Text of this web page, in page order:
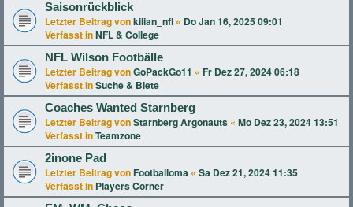
Saisonrückblick
Letzter Beitrag vonkilian_nfl « Do Jan 16, 2025 09:01
Verfasst inNFL & College
NFL Wilson Footbälle
Letzter Beitrag vonGoPackGo11 « Fr Dez 27, 2024 06:18
Verfasst inSuche & Biete
Coaches Wanted Starnberg
Letzter Beitrag vonStarnberg Argonauts « Mo Dez 23, 2024 13:51
Verfasst inTeamzone
2inone Pad
Letzter Beitrag von Footballoma « Sa Dez 21, 2024 11:35
Verfasst in Players Corner